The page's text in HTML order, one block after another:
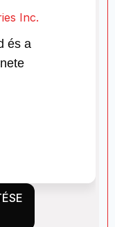
Inc.
és a